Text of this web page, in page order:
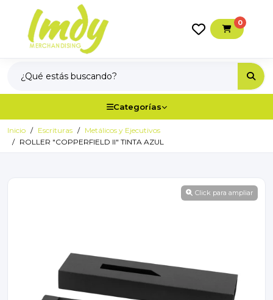
0
Categorías
Inicio Escrituras
Metálicos y Ejecutivos
ROLLER "COPPERFIELD II" TINTA AZUL
Click para ampliar